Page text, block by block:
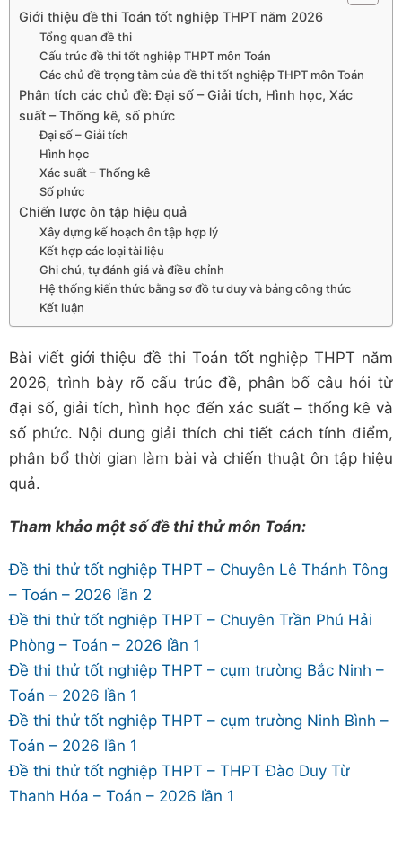
Giới thiệu đề thi Toán tốt nghiệp THPT năm 2026
Tổng quan đề thi
Cấu trúc đề thi tốt nghiệp THPT môn Toán
Các chủ đề trọng tâm của đề thi tốt nghiệp THPT môn Toán
Phân tích các chủ đề: Đại số – Giải tích, Hình học, Xác
suất – Thống kê, số phức
Đại số – Giải tích
Hình học
Xác suất – Thống kê
Số phức
Chiến lược ôn tập hiệu quả
Xây dựng kế hoạch ôn tập hợp lý
Kết hợp các loại tài liệu
Ghi chú, tự đánh giá và điều chỉnh
Hệ thống kiến thức bằng sơ đồ tư duy và bảng công thức
Kết luận
Bài viết giới thiệu đề thi Toán tốt nghiệp THPT năm
2026, trình bày rõ cấu trúc đề, phân bố câu hỏi từ
đại số, giải tích, hình học đến xác suất – thống kê và
số phức. Nội dung giải thích chi tiết cách tính điểm,
phân bổ thời gian làm bài và chiến thuật ôn tập hiệu
quả.
Tham khảo một số đề thi thử môn Toán:
Đề thi thử tốt nghiệp THPT – Chuyên Lê Thánh Tông
– Toán – 2026 lần 2
Đề thi thử tốt nghiệp THPT – Chuyên Trần Phú Hải
Phòng – Toán – 2026 lần 1
Đề thi thử tốt nghiệp THPT – cụm trường Bắc Ninh –
Toán – 2026 lần 1
Đề thi thử tốt nghiệp THPT – cụm trường Ninh Bình –
Toán – 2026 lần 1
Đề thi thử tốt nghiệp THPT – THPT Đào Duy Từ
Thanh Hóa – Toán – 2026 lần 1